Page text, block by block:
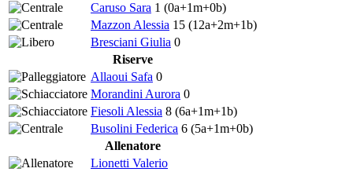
Caruso Sara 1 (0a+1m+0b)
Mazzon Alessia 15 (12a+2m+1b)
Bresciani Giulia 0
Riserve
Allaoui Safa 0
Morandini Aurora 0
Fiesoli Alessia 8 (6a+1m+1b)
Busolini Federica 6 (5a+1m+0b)
Allenatore
Lionetti Valerio